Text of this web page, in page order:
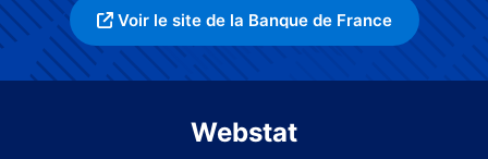
Voir le site de la Banque de France
Webstat